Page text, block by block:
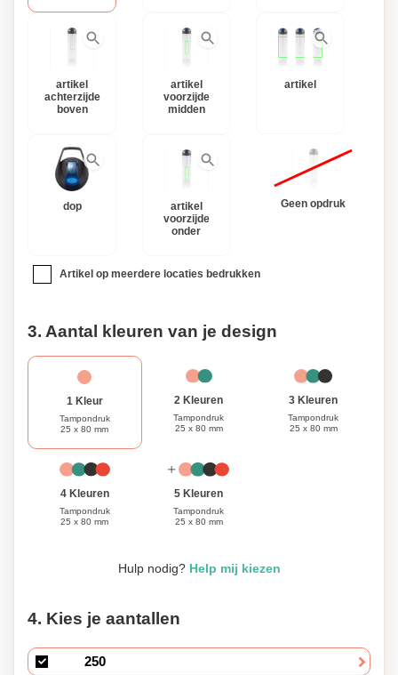
artikel
achterzijde
boven
artikel
voorzijde
midden
artikel
dop
artikel
voorzijde
onder
Geen opdruk
Artikel op meerdere locaties bedrukken
3. Aantal kleuren van je design
1 Kleur
Tampondruk
25 x 80 mm
2 Kleuren
Tampondruk
25 x 80 mm
3 Kleuren
Tampondruk
25 x 80 mm
4 Kleuren
Tampondruk
25 x 80 mm
5 Kleuren
Tampondruk
25 x 80 mm
Hulp nodig? Help mij kiezen
4. Kies je aantallen